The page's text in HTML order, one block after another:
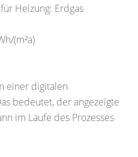
Heizung: Erdgas
(m²a)
einer digitalen
bedeutet, der angezeigte
im Laufe des Prozesses